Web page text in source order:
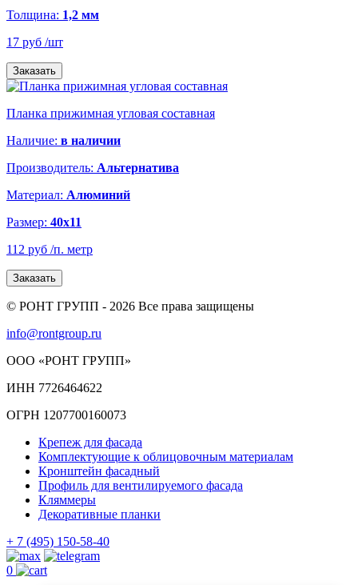
Толщина: 1,2 мм
17 руб /шт
Заказать
Планка прижимная угловая составная
Наличие: в наличии
Производитель: Альтернатива
Материал: Алюминий
Размер: 40х11
112 руб /п. метр
Заказать
© РОНТ ГРУПП - 2026 Все права защищены
info@rontgroup.ru
ООО «РОНТ ГРУПП»
ИНН 7726464622
ОГРН 1207700160073
Крепеж для фасада
Комплектующие к облицовочным материалам
Кронштейн фасадный
Профиль для вентилируемого фасада
Кляммеры
Декоративные планки
+ 7 (495) 150-58-40
0